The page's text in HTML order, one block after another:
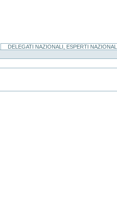
DELEGATI NAZIONALI, ESPERTI